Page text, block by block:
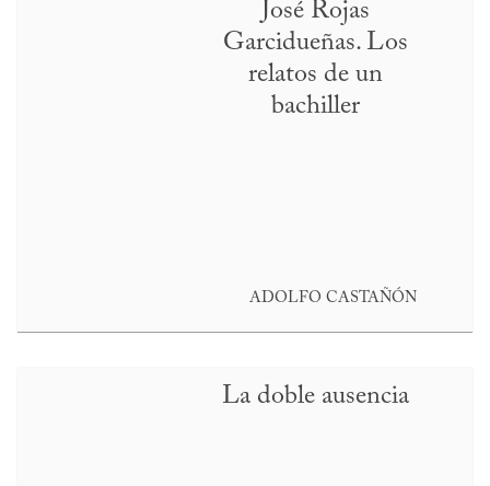
José Rojas
Garcidueñas. Los
relatos de un
bachiller
ADOLFO CASTAÑÓN
La doble ausencia